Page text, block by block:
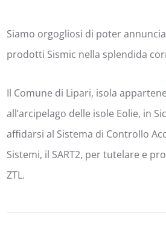
Siamo orgogliosi di poter
prodotti Sismic nella splendida
Il Comune di Lipari, isola
all’arcipelago delle isole Eolie, in
affidarsi al Sistema di Controllo
Sistemi, il SART2, per tutelare e
ZTL.